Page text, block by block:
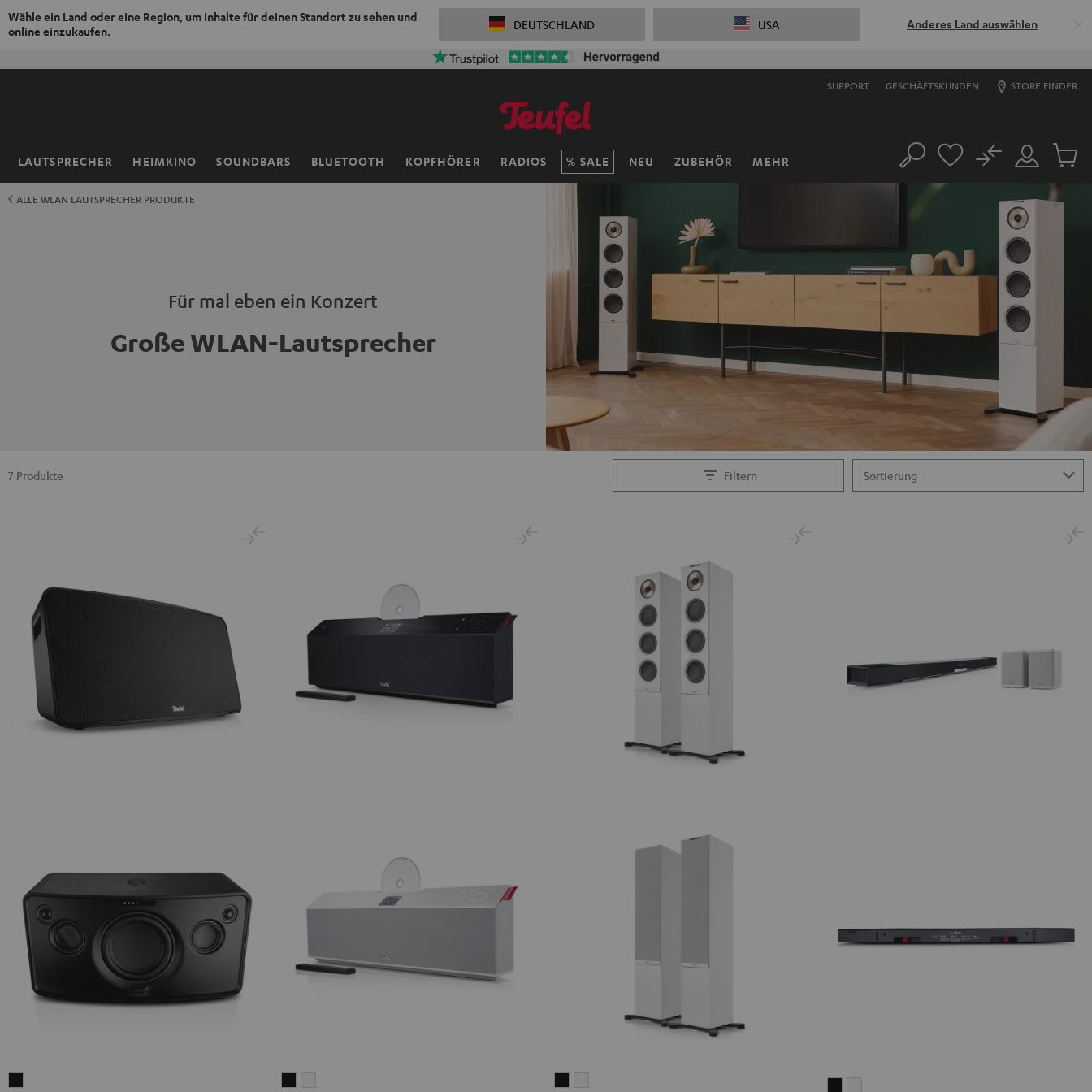
Wähle ein Land oder eine Region, um Inhalte für deinen Standort zu sehen und
online einzukaufen.
DEUTSCHLAND USA Anderes Land auswählen
SUPPORT GESCHÄFTSKUNDEN STORE FINDER
LAUTSPRECHER HEIMKINO SOUNDBARS BLUETOOTH KOPFHÖRER RADIOS SALE NEU ZUBEHÖR MEHR
Startseite Suche
Mein
No
Artikel
im
ALLE WLAN LAUTSPRECHER PRODUKTE
Für mal eben ein Konzert
Große WLAN-Lautsprecher
Filtern
7 Produkte